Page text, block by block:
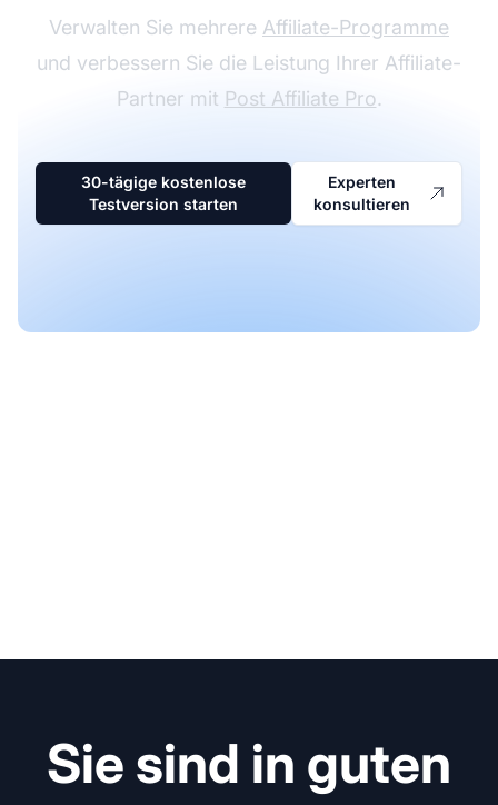
Verwalten Sie mehrere Affiliate-Programme
und verbessern Sie die Leistung Ihrer Affiliate-
Partner mit Post Affiliate Pro.
30-tägige kostenlose
Testversion starten
Experten
konsultieren
Sie sind in guten